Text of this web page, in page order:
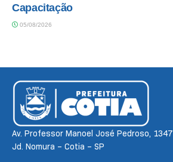
Capacitação
05/08/2026
Av. Professor Manoel José Pedroso, 1347
Jd. Nomura – Cotia – SP